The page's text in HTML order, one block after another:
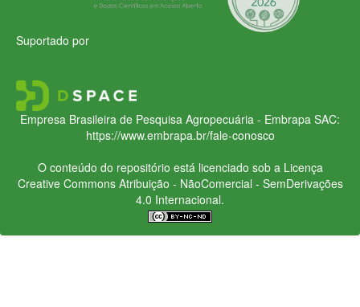
Suportado por
Empresa Brasileira de Pesquisa Agropecuária - Embrapa SAC:
https://www.embrapa.br/fale-conosco
O conteúdo do repositório está licenciado sob a Licença
Creative CommonsAtribuição - NãoComercial - SemDerivações
4.0 Internacional.